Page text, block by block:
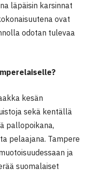
läpäisin karsinnat
ovat
odotan tulevaa
kesän
sekä kentällä
pallopoikana,
pelaajana. Tampere
ja
suomalaiset